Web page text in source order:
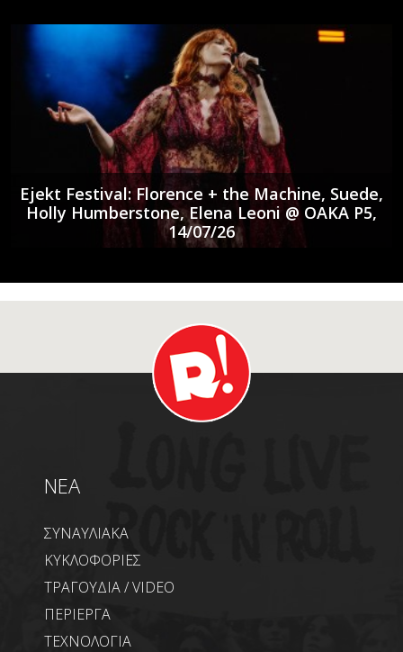
Ejekt Festival: Florence + the Machine, Suede,
Holly Humberstone, Elena Leoni @ ΟΑΚΑ P5,
14/07/26
NEA
ΣΥΝΑΥΛΙΑΚΑ
ΚΥΚΛΟΦΟΡΙΕΣ
ΤΡΑΓΟΥΔΙΑ / VIDEO
ΠΕΡΙΕΡΓΑ
ΤΕΧΝΟΛΟΓΙΑ